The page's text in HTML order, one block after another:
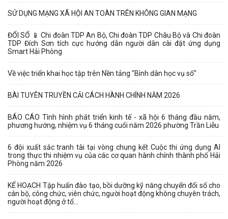
SỬ DỤNG MẠNG XÃ HỘI AN TOÀN TRÊN KHÔNG GIAN MẠNG
ĐỔI SỐ 📱 Chi đoàn TDP An Bộ, Chi đoàn TDP Châu Bộ và Chi đoàn
TDP Đích Sơn tích cực hướng dẫn người dân cài đặt ứng dụng
Smart Hải Phòng
Về việc triển khai học tập trên Nền tảng "Bình dân học vụ số"
BÀI TUYÊN TRUYỀN CẢI CÁCH HÀNH CHÍNH NĂM 2026
BÁO CÁO Tình hình phát triển kinh tế - xã hội 6 tháng đầu năm,
phương hướng, nhiệm vụ 6 tháng cuối năm 2026 phường Trần Liễu
6 đội xuất sắc tranh tài tại vòng chung kết Cuộc thi ứng dụng AI
trong thực thi nhiệm vụ của các cơ quan hành chính thành phố Hải
Phòng năm 2026
KẾ HOẠCH Tập huấn đào tạo, bồi dưỡng kỹ năng chuyển đổi số cho
cán bộ, công chức, viên chức, người hoạt động không chuyên trách,
người hoạt động ở tổ...